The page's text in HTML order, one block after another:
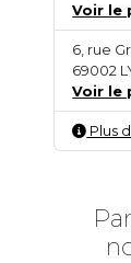
Voir le
6, rue
69002
Voir le
Plus